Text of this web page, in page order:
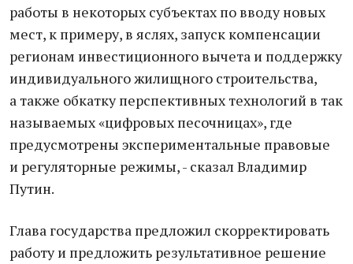
работы в некоторых субъектах по вводу новых
мест, к примеру, в яслях, запуск компенсации
регионам инвестиционного вычета и поддержку
индивидуального жилищного строительства,
а также обкатку перспективных технологий в так
называемых «цифровых песочницах», где
предусмотрены экспериментальные правовые
и регуляторные режимы, - сказал Владимир
Путин.
Глава государства предложил скорректировать
работу и предложить результативное решение